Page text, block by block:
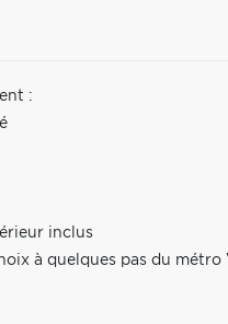
:
inclus
à quelques pas du métro